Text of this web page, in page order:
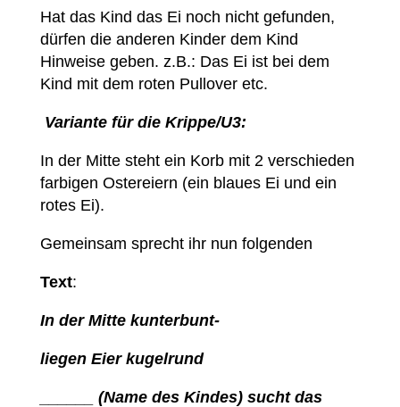
Hat das Kind das Ei noch nicht gefunden,
dürfen die anderen Kinder dem Kind
Hinweise geben. z.B.: Das Ei ist bei dem
Kind mit dem roten Pullover etc.
Variante für die Krippe/U3:
In der Mitte steht ein Korb mit 2 verschieden
farbigen Ostereiern (ein blaues Ei und ein
rotes Ei).
Gemeinsam sprecht ihr nun folgenden
Text:
In der Mitte kunterbunt-
liegen Eier kugelrund
______ (Name des Kindes) sucht das